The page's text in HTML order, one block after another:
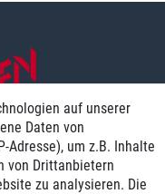
Werktag
auf unserer
Daten von
Adresse), um z.B. Inhalte
von Drittanbietern
zu analysieren. Die